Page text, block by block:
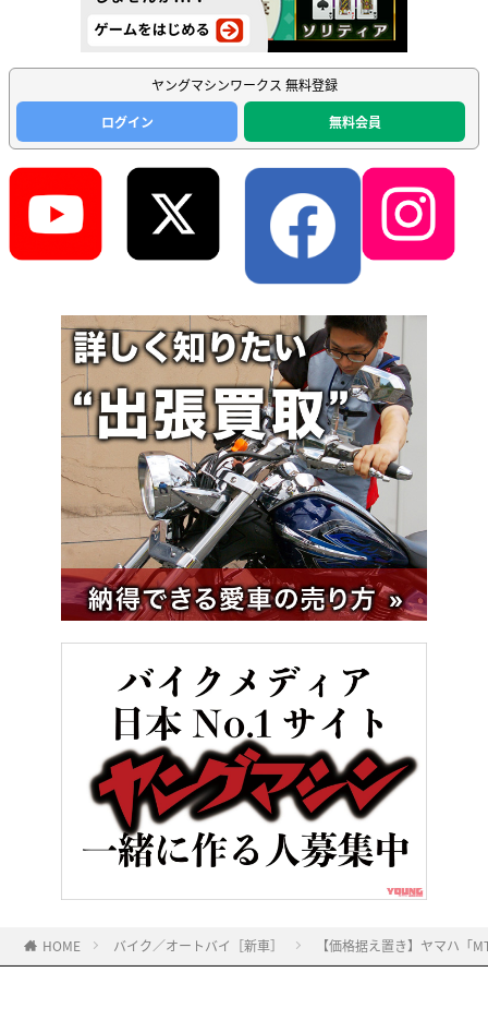
ヤングマシンワークス 無料登録
ログイン
無料会員
HOME バイク／オートバイ［新車］ 【価格据え置き】ヤマハ「